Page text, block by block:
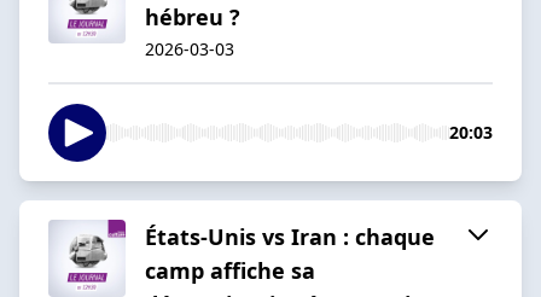
hébreu ?
2026-03-03
20:03
États-Unis vs Iran : chaque
camp affiche sa